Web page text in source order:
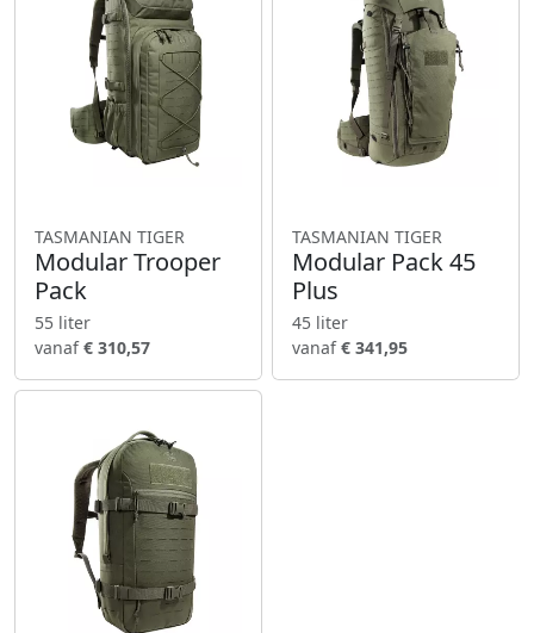
TASMANIAN TIGER
Modular Trooper
Pack
55 liter
vanaf€ 310,57
TASMANIAN TIGER
Modular Pack 45
Plus
45 liter
vanaf€ 341,95